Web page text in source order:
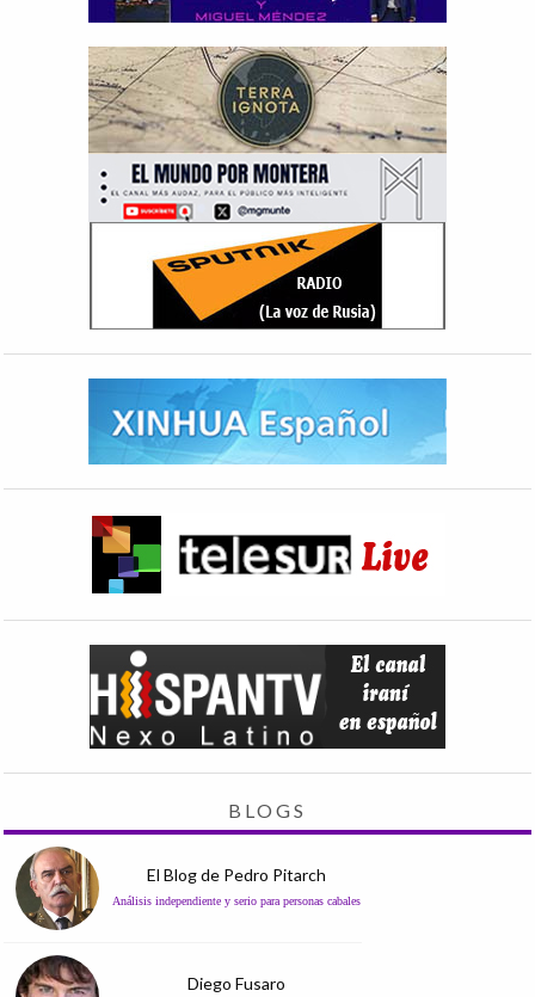
BLOGS
El Blog de Pedro Pitarch
Análisis independiente y serio para personas cabales
Diego Fusaro